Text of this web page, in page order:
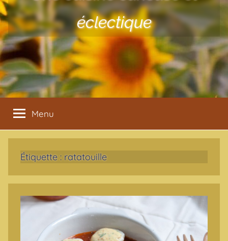
éclectique
Menu
Étiquette : ratatouille